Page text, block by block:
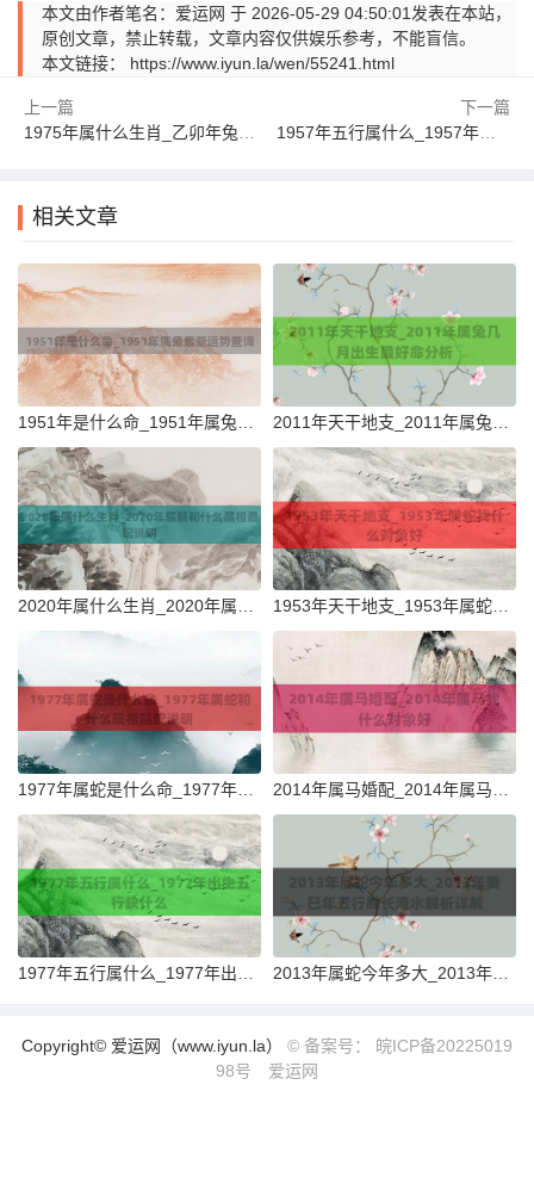
本文由作者笔名：爱运网 于 2026-05-29 04:50:01发表在本站，
原创文章，禁止转载，文章内容仅供娱乐参考，不能盲信。
本文链接： https://www.iyun.la/wen/55241.html
上一篇
1975年属什么生肖_乙卯年兔一生命运详解解析
下一篇
1957年五行属什么_1957年属鸡几月出生最好命大全
相关文章
1951年是什么命_1951年属兔最新运势查询 2011年天干地支_2011年属兔几月出生最好命分析
2020年属什么生肖_2020年属鼠和什么属相最配说明 1953年天干地支_1953年属蛇找什么对象好
1977年属蛇是什么命_1977年属蛇和什么属相最配说明 2014年属马婚配_2014年属马找什么对象好
1977年五行属什么_1977年出生五行缺什么 2013年属蛇今年多大_2013年癸巳年五行属长流水解析详解
Copyright© 爱运网（www.iyun.la） © 备案号： 皖ICP备20225019
98号
爱运网